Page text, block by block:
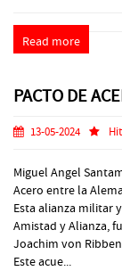
Read more
PACTO DE
13-05-2024
Miguel Angel
Acero entre la
Esta alianza militar
Amistad y Alianza,
Joachim von
Este acue...